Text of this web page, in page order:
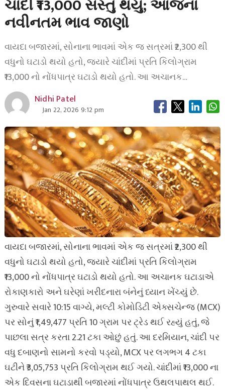
ચાંદી ₹13,000 સસ્તું થયું; આજના
નવીનતમ ભાવ જાણો
વાયદા બજારમાં, સોનાના ભાવમાં એક જ સત્રમાં ₹2,300 થી
વધુનો ઘટાડો થયો હતો, જ્યારે ચાંદીમાં પ્રતિ કિલોગ્રામ
₹13,000 નો નોંધપાત્ર ઘટાડો થયો હતો. આ અચાનક…
Nidhi Patel
Jan 22, 2026 9:12 pm
વાયદા બજારમાં, સોનાના ભાવમાં એક જ સત્રમાં ₹2,300 થી
વધુનો ઘટાડો થયો હતો, જ્યારે ચાંદીમાં પ્રતિ કિલોગ્રામ
₹13,000 નો નોંધપાત્ર ઘટાડો થયો હતો. આ અચાનક ઘટાડાએ
રોકાણકારો અને ઘરેણાં ખરીદનારા બંનેનું ધ્યાન ખેંચ્યું છે.
ગુરુવારે સવારે 10:15 વાગ્યે, મલ્ટી કોમોડિટી એક્સચેન્જ (MCX)
પર સોનું ₹1,49,477 પ્રતિ 10 ગ્રામ પર ટ્રેડ થઈ રહ્યું હતું, જે
પાછલા સત્ર કરતા 2.21 ટકા ઓછું હતું. આ દરમિયાન, ચાંદી પર
વધુ દબાણનો સામનો કરવો પડ્યો, MCX પર લગભગ 4 ટકા
ઘટીને ₹3,05,753 પ્રતિ કિલોગ્રામ થઈ ગયો. ચાંદીમાં ₹13,000 ના
એક દિવસના ઘટાડાથી બજારમાં નોંધપાત્ર ઉથલપાથલ થઈ.